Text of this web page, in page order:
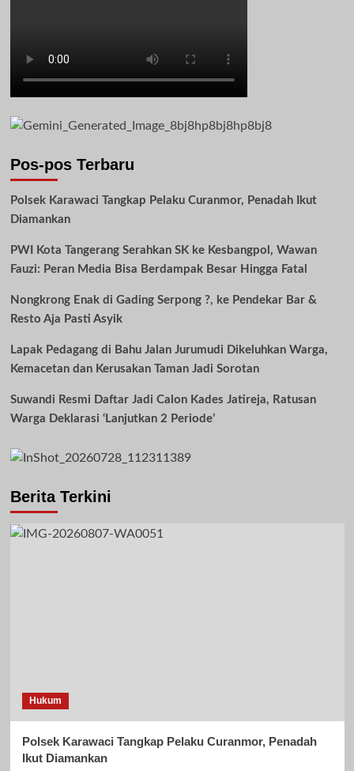
Pos-pos Terbaru
Polsek Karawaci Tangkap Pelaku Curanmor, Penadah Ikut
Diamankan
PWI Kota Tangerang Serahkan SK ke Kesbangpol, Wawan
Fauzi: Peran Media Bisa Berdampak Besar Hingga Fatal
Nongkrong Enak di Gading Serpong ?, ke Pendekar Bar &
Resto Aja Pasti Asyik
Lapak Pedagang di Bahu Jalan Jurumudi Dikeluhkan Warga,
Kemacetan dan Kerusakan Taman Jadi Sorotan
Suwandi Resmi Daftar Jadi Calon Kades Jatireja, Ratusan
Warga Deklarasi ‘Lanjutkan 2 Periode’
Berita Terkini
Hukum
Polsek Karawaci Tangkap Pelaku Curanmor, Penadah
Ikut Diamankan